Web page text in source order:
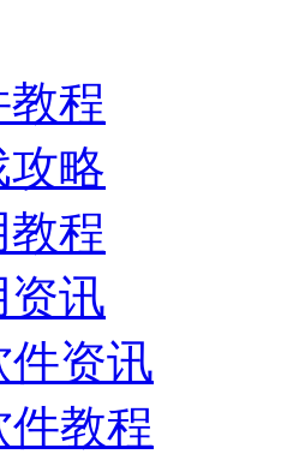
程
略
程
讯
资讯
教程